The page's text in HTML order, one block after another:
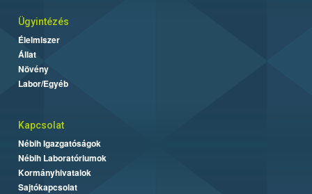
Ügyintézés
Élelmiszer
Állat
Növény
Labor/Egyéb
Kapcsolat
Nébih Igazgatóságok
Nébih Laboratóriumok
Kormányhivatalok
Sajtókapcsolat